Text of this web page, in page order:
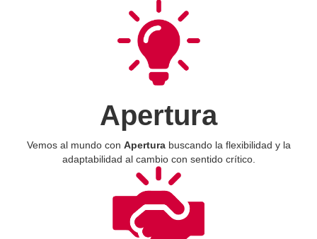
Apertura
Vemos al mundo con Apertura buscando la flexibilidad y la
adaptabilidad al cambio con sentido crítico.